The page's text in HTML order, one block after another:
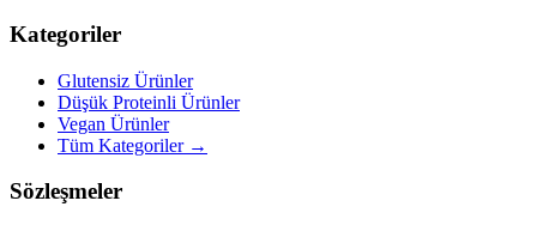
Kategoriler
Glutensiz Ürünler
Düşük Proteinli Ürünler
Vegan Ürünler
Tüm Kategoriler →
Sözleşmeler